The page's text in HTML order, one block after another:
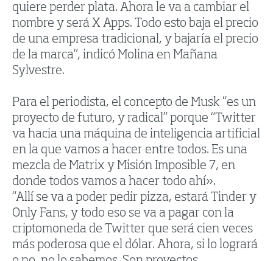
quiere perder plata. Ahora le va a cambiar el
nombre y será X Apps. Todo esto baja el precio
de una empresa tradicional, y bajaría el precio
de la marca”, indicó Molina en Mañana
Sylvestre.
Para el periodista, el concepto de Musk “es un
proyecto de futuro, y radical” porque “Twitter
va hacia una máquina de inteligencia artificial
en la que vamos a hacer entre todos. Es una
mezcla de Matrix y Misión Imposible 7, en
donde todos vamos a hacer todo ahí».
“Allí se va a poder pedir pizza, estará Tinder y
Only Fans, y todo eso se va a pagar con la
criptomoneda de Twitter que será cien veces
más poderosa que el dólar. Ahora, si lo logrará